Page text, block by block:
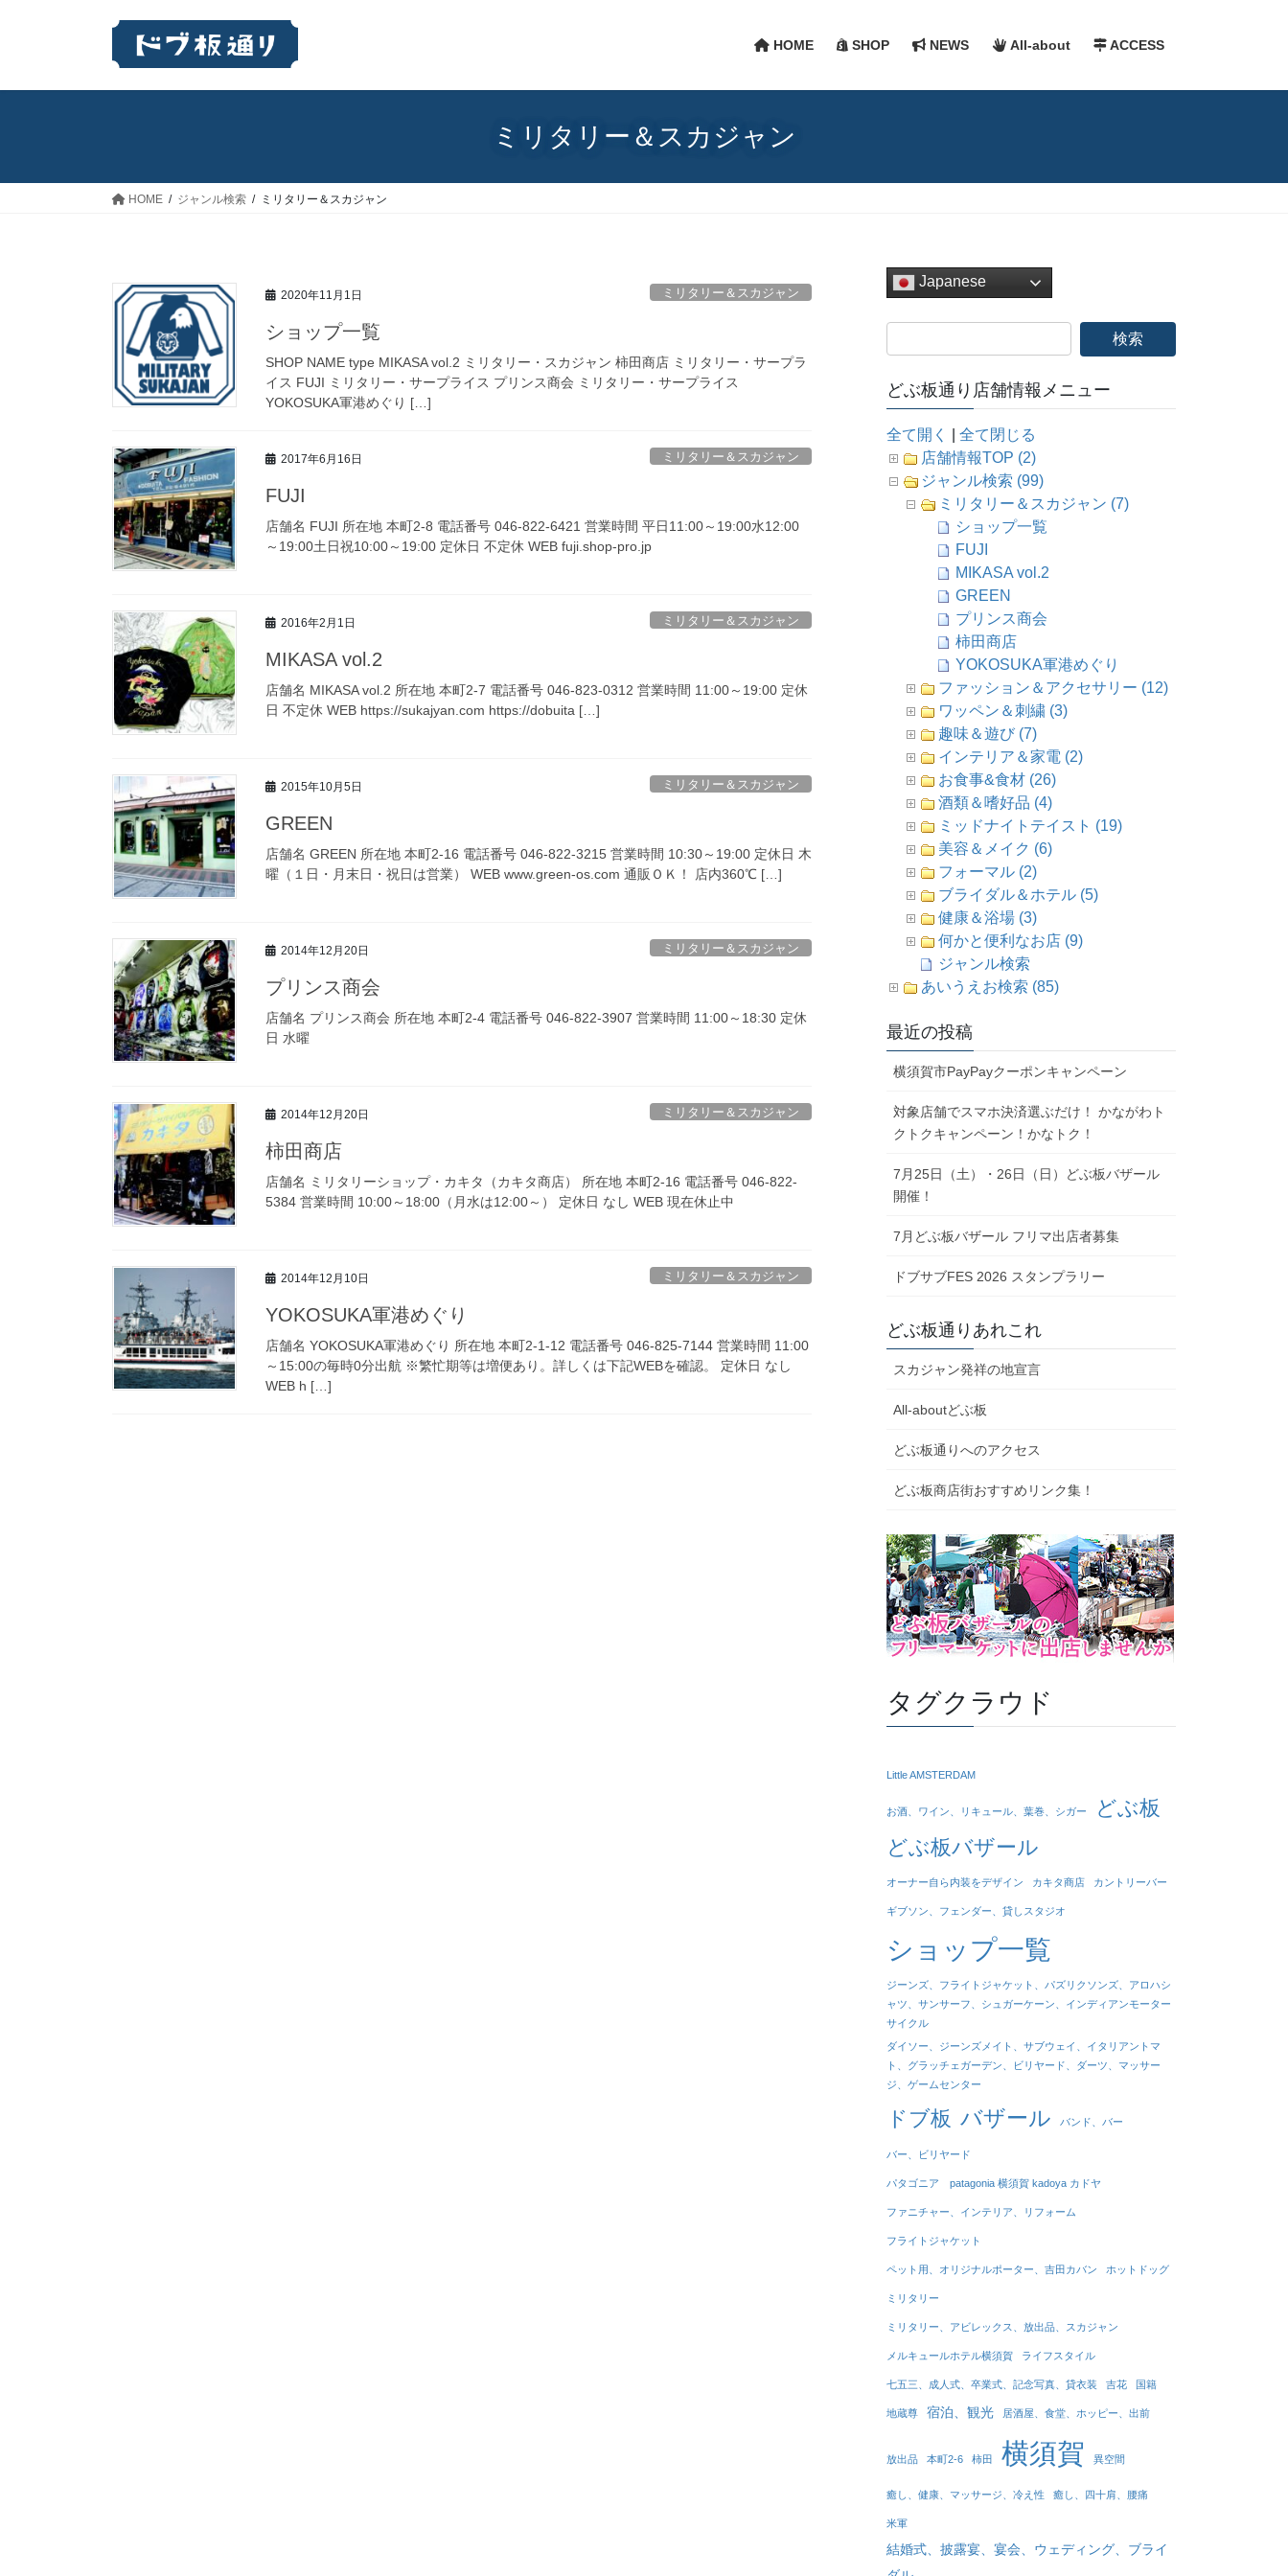
HOME SHOP NEWS All-about ACCESS
ミリタリー＆スカジャン
HOME ジャンル検索 ミリタリー＆スカジャン
2020年11月1日 ミリタリー＆スカジャン
ショップ一覧
SHOP NAME type MIKASA vol.2 ミリタリー・スカジャン 柿田商店 ミリタリー・サープラ
イス FUJI ミリタリー・サープライス プリンス商会 ミリタリー・サープライス
YOKOSUKA軍港めぐり […]
2017年6月16日 ミリタリー＆スカジャン
FUJI
店舗名 FUJI 所在地 本町2-8 電話番号 046-822-6421 営業時間 平日11:00～19:00水12:00
～19:00土日祝10:00～19:00 定休日 不定休 WEB fuji.shop-pro.jp
2016年2月1日 ミリタリー＆スカジャン
MIKASA vol.2
店舗名 MIKASA vol.2 所在地 本町2-7 電話番号 046-823-0312 営業時間 11:00～19:00 定休
日 不定休 WEB https://sukajyan.com https://dobuita […]
2015年10月5日 ミリタリー＆スカジャン
GREEN
店舗名 GREEN 所在地 本町2-16 電話番号 046-822-3215 営業時間 10:30～19:00 定休日 木
曜（１日・月末日・祝日は営業） WEB www.green-os.com 通販ＯＫ！ 店内360℃ […]
2014年12月20日 ミリタリー＆スカジャン
プリンス商会
店舗名 プリンス商会 所在地 本町2-4 電話番号 046-822-3907 営業時間 11:00～18:30 定休
日 水曜
2014年12月20日 ミリタリー＆スカジャン
柿田商店
店舗名 ミリタリーショップ・カキタ（カキタ商店） 所在地 本町2-16 電話番号 046-822-
5384 営業時間 10:00～18:00（月水は12:00～） 定休日 なし WEB 現在休止中
2014年12月10日 ミリタリー＆スカジャン
YOKOSUKA軍港めぐり
店舗名 YOKOSUKA軍港めぐり 所在地 本町2-1-12 電話番号 046-825-7144 営業時間 11:00
～15:00の毎時0分出航 ※繁忙期等は増便あり。詳しくは下記WEBを確認。 定休日 なし
WEB h […]
Japanese
どぶ板通り店舗情報メニュー
全て開く |全て閉じる
店舗情報TOP (2)
ジャンル検索 (99)
ミリタリー＆スカジャン (7)
ショップ一覧
FUJI
MIKASA vol.2
GREEN
プリンス商会
柿田商店
YOKOSUKA軍港めぐり
ファッション＆アクセサリー (12)
ワッペン＆刺繍 (3)
趣味＆遊び (7)
インテリア＆家電 (2)
お食事&食材 (26)
酒類＆嗜好品 (4)
ミッドナイトテイスト (19)
美容＆メイク (6)
フォーマル (2)
ブライダル＆ホテル (5)
健康＆浴場 (3)
何かと便利なお店 (9)
ジャンル検索
あいうえお検索 (85)
最近の投稿
横須賀市PayPayクーポンキャンペーン
対象店舗でスマホ決済選ぶだけ！ かながわト
クトクキャンペーン！かなトク！
7月25日（土）・26日（日）どぶ板バザール
開催！
7月どぶ板バザール フリマ出店者募集
ドブサブFES 2026 スタンプラリー
どぶ板通りあれこれ
スカジャン発祥の地宣言
All-aboutどぶ板
どぶ板通りへのアクセス
どぶ板商店街おすすめリンク集！
タグクラウド
Little AMSTERDAM
お酒、ワイン、リキュール、葉巻、シガー
どぶ板
どぶ板バザール
オーナー自ら内装をデザイン カキタ商店 カントリーバー
ギブソン、フェンダー、貸しスタジオ
ショップ一覧
ジーンズ、フライトジャケット、パズリクソンズ、アロハシ
ャツ、サンサーフ、シュガーケーン、インディアンモーター
サイクル
ダイソー、ジーンズメイト、サブウェイ、イタリアントマ
ト、グラッチェガーデン、ビリヤード、ダーツ、マッサー
ジ、ゲームセンター
ドブ板 バザール バンド、バー
バー、ビリヤード
パタゴニア patagonia 横須賀 kadoya カドヤ
ファニチャー、インテリア、リフォーム
フライトジャケット
ペット用、オリジナルポーター、吉田カバン ホットドッグ
ミリタリー
ミリタリー、アビレックス、放出品、スカジャン
メルキュールホテル横須賀 ライフスタイル
七五三、成人式、卒業式、記念写真、貸衣装 吉花 国籍
地蔵尊 宿泊、観光 居酒屋、食堂、ホッピー、出前
放出品 本町2-6 柿田 横須賀 異空間
癒し、健康、マッサージ、冷え性 癒し、四十肩、腰痛
米軍
結婚式、披露宴、宴会、ウェディング、ブライ